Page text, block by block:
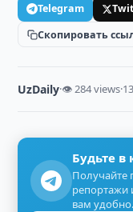
Telegram
Скопировать
UzDaily·👁 284 views·
Будьте в
Получайте
репортажи
вам удобно.